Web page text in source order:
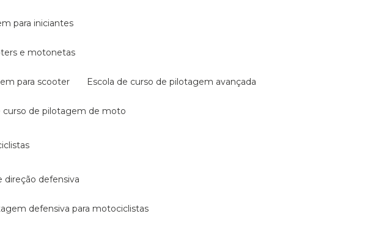
para iniciantes
e motonetas
para scooter escola de curso de pilotagem avançada
curso de pilotagem de moto
direção defensiva
defensiva para motociclistas